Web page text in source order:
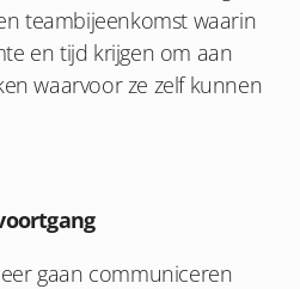
teambijeenkomst waarin
en tijd krijgen om aan
waarvoor ze zelf kunnen
gaan communiceren